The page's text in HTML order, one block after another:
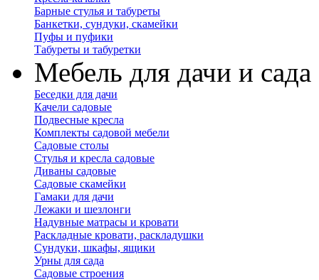
Барные стулья и табуреты
Банкетки, сундуки, скамейки
Пуфы и пуфики
Табуреты и табуретки
Мебель для дачи и сада
Беседки для дачи
Качели садовые
Подвесные кресла
Комплекты садовой мебели
Садовые столы
Стулья и кресла садовые
Диваны садовые
Садовые скамейки
Гамаки для дачи
Лежаки и шезлонги
Надувные матрасы и кровати
Раскладные кровати, раскладушки
Сундуки, шкафы, ящики
Урны для сада
Садовые строения